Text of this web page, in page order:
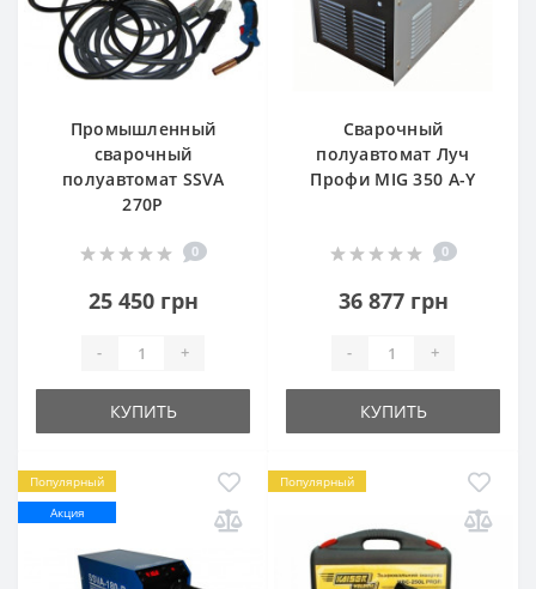
Промышленный
сварочный
полуавтомат SSVA
270P
0
25 450 грн
- +
КУПИТЬ
Сварочный
полуавтомат Луч
Профи MIG 350 A-Y
0
36 877 грн
- +
КУПИТЬ
Популярный
Акция
Популярный